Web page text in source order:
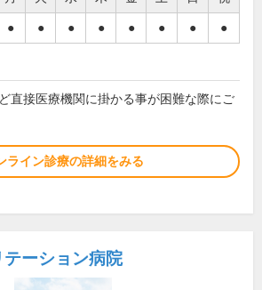
● ● ● ● ● ● ● ●
直接医療機関に掛かる事が困難な際にご
ライン診療の詳細をみる
ーション病院